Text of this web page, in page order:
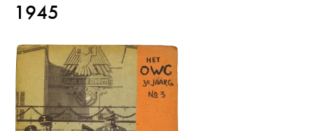
oorspronkelijke taal
1945